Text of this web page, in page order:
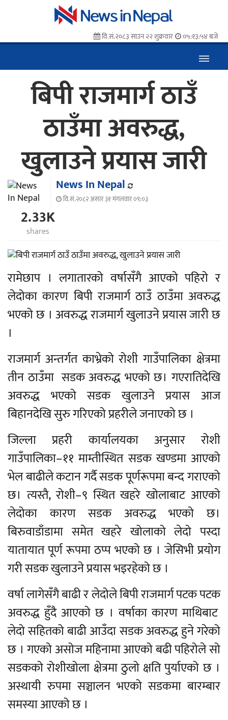
वि.सं.२०८३ साउन २२ शुक्रवार ०५:१३:५४ बजे
बिपी राजमार्ग ठाउँ
ठाउँमा अवरुद्ध,
खुलाउने प्रयास जारी
News In Nepal
वि.सं.२०८२ असार ३१ मंगलवार ०९:०३
2.33K
shares
रामेछाप । लगातारको वर्षासँगै आएको पहिरो र
लेदोका कारण बिपी राजमार्ग ठाउँ ठाउँमा अवरुद्ध
भएको छ । अवरुद्ध राजमार्ग खुलाउने प्रयास जारी छ
।
राजमार्ग अन्तर्गत काभ्रेको रोशी गाउँपालिका क्षेत्रमा
तीन ठाउँमा सडक अवरुद्ध भएको छ। गएरातिदेखि
अवरुद्ध भएको सडक खुलाउने प्रयास आज
बिहानदेखि सुरु गरिएको प्रहरीले जनाएको छ ।
जिल्ला प्रहरी कार्यालयका अनुसार रोशी
गाउँपालिका–११ माम्तीस्थित सडक खण्डमा आएको
भेल बाढीले कटान गर्दै सडक पूर्णरूपमा बन्द गराएको
छ। त्यस्तै, रोशी–९ स्थित खहरे खोलाबाट आएको
लेदोका कारण सडक अवरुद्ध भएको छ।
बिरुवाडाँडामा समेत खहरे खोलाको लेदो पस्दा
यातायात पूर्ण रूपमा ठप्प भएको छ । जेसिभी प्रयोग
गरी सडक खुलाउने प्रयास भइरहेको छ ।
वर्षा लागेसँगै बाढी र लेदोले बिपी राजमार्ग पटक पटक
अवरुद्ध हुँदै आएको छ । वर्षाका कारण माथिबाट
लेदो सहितको बाढी आउँदा सडक अवरुद्ध हुने गरेको
छ । गएको असोज महिनामा आएको बढी पहिरोले सो
सडकको रोशीखोला क्षेत्रमा ठुलो क्षति पुर्याएको छ ।
अस्थायी रुपमा सञ्चालन भएको सडकमा बारम्बार
समस्या आएको छ ।